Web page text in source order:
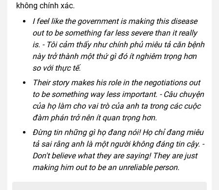
không chính xác.
I feel like the government is making this disease
out to be something far less severe than it really
is. - Tôi cảm thấy như chính phủ miêu tả căn bệnh
này trở thành một thứ gì đó ít nghiêm trọng hơn
so với thực tế.
Their story makes his role in the negotiations out
to be something way less important. - Câu chuyện
của họ làm cho vai trò của anh ta trong các cuộc
đàm phán trở nên ít quan trọng hơn.
Đừng tin những gì họ đang nói! Họ chỉ đang miêu
tả sai rằng anh là một người không đáng tin cậy. -
Don't believe what they are saying! They are just
making him out to be an unreliable person.